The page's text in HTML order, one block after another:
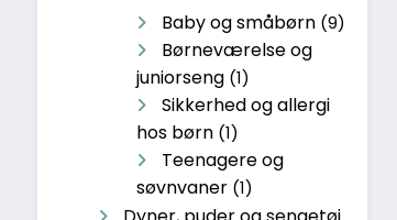
Baby og småbørn (9)
Børneværelse og
juniorseng (1)
Sikkerhed og allergi
hos børn (1)
Teenagere og
søvnvaner (1)